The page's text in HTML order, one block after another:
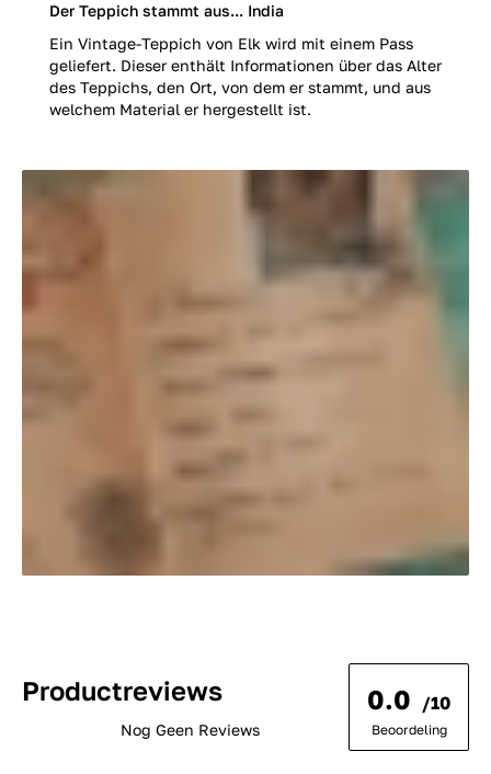
Der Teppich stammt aus... India
Ein Vintage-Teppich von Elk wird mit einem Pass
geliefert. Dieser enthält Informationen über das Alter
des Teppichs, den Ort, von dem er stammt, und aus
welchem Material er hergestellt ist.
Productreviews
Nog Geen Reviews
0.0 /10
Beoordeling